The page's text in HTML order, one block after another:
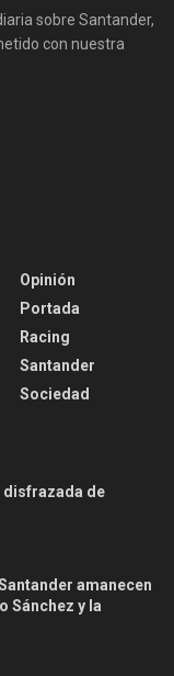
sobre Santander,
con nuestra
Opinión
Portada
Racing
Santander
Sociedad
disfrazada de
amanecen
Sánchez y la